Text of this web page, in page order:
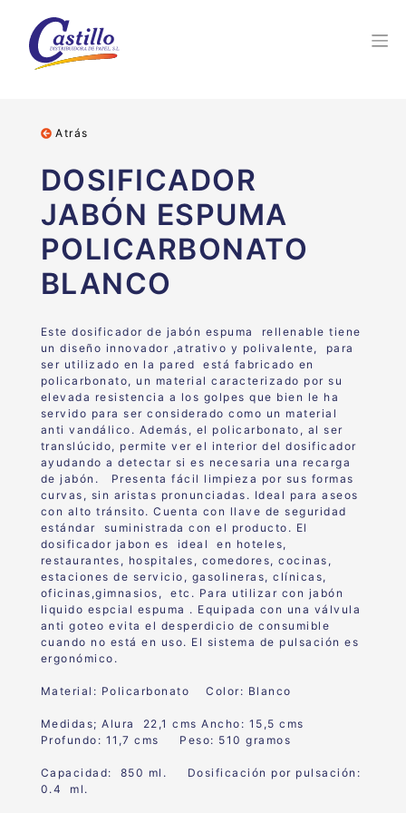
Atrás
DOSIFICADOR
JABÓN ESPUMA
POLICARBONATO
BLANCO
Este dosificador de jabón espuma rellenable tiene
un diseño innovador ,atrativo y polivalente, para
ser utilizado en la pared está fabricado en
policarbonato, un material caracterizado por su
elevada resistencia a los golpes que bien le ha
servido para ser considerado como un material
anti vandálico. Además, el policarbonato, al ser
translúcido, permite ver el interior del dosificador
ayudando a detectar si es necesaria una recarga
de jabón. Presenta fácil limpieza por sus formas
curvas, sin aristas pronunciadas. Ideal para aseos
con alto tránsito. Cuenta con llave de seguridad
estándar suministrada con el producto. El
dosificador jabon es ideal en hoteles,
restaurantes, hospitales, comedores, cocinas,
estaciones de servicio, gasolineras, clínicas,
oficinas,gimnasios, etc. Para utilizar con jabón
liquido espcial espuma . Equipada con una válvula
anti goteo evita el desperdicio de consumible
cuando no está en uso. El sistema de pulsación es
ergonómico.
Material: Policarbonato Color: Blanco
Medidas; Alura 22,1 cms Ancho: 15,5 cms
Profundo: 11,7 cms Peso: 510 gramos
Capacidad: 850 ml. Dosificación por pulsación:
0.4 ml.